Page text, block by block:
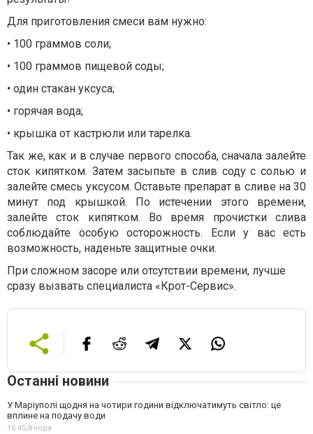
Для приготовления смеси вам нужно:
• 100 граммов соли;
• 100 граммов пищевой соды;
• один стакан уксуса;
• горячая вода;
• крышка от кастрюли или тарелка.
Так же, как и в случае первого способа, сначала залейте
сток кипятком. Затем засыпьте в слив соду с солью и
залейте смесь уксусом. Оставьте препарат в сливе на 30
минут под крышкой. По истечении этого времени,
залейте сток кипятком. Во время прочистки слива
соблюдайте особую осторожность. Если у вас есть
возможность, наденьте защитные очки.
При сложном засоре или отсутствии времени, лучше
сразу вызвать специалиста «Крот-Сервис».
Останні новини
У Маріуполі щодня на чотири години відключатимуть світло: це
вплине на подачу води
16:45,Вчора